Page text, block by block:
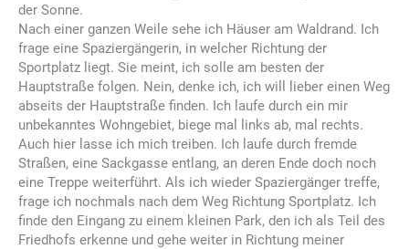
der Sonne.
Nach einer ganzen Weile sehe ich Häuser am Waldrand. Ich
frage eine Spaziergängerin, in welcher Richtung der
Sportplatz liegt. Sie meint, ich solle am besten der
Hauptstraße folgen. Nein, denke ich, ich will lieber einen Weg
abseits der Hauptstraße finden. Ich laufe durch ein mir
unbekanntes Wohngebiet, biege mal links ab, mal rechts.
Auch hier lasse ich mich treiben. Ich laufe durch fremde
Straßen, eine Sackgasse entlang, an deren Ende doch noch
eine Treppe weiterführt. Als ich wieder Spaziergänger treffe,
frage ich nochmals nach dem Weg Richtung Sportplatz. Ich
finde den Eingang zu einem kleinen Park, den ich als Teil des
Friedhofs erkenne und gehe weiter in Richtung meiner